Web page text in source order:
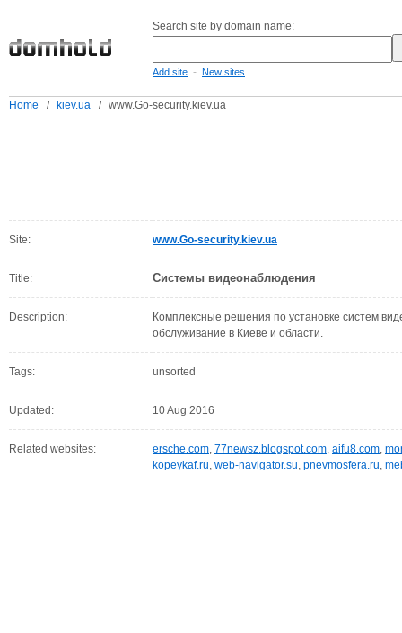
Search site by domain name:
Add site - New sites
Home / kiev.ua / www.Go-security.kiev.ua
Site: www.Go-security.kiev.ua
Title: Системы видеонаблюдения
Description:
Комплексные решения по установке систем
обслуживание в Киеве и области.
Tags: unsorted
Updated: 10 Aug 2016
Related websites: ersche.com, 77newsz.blogspot.com, aifu8.com,
kopeykaf.ru, web-navigator.su, pnevmosfera.ru,